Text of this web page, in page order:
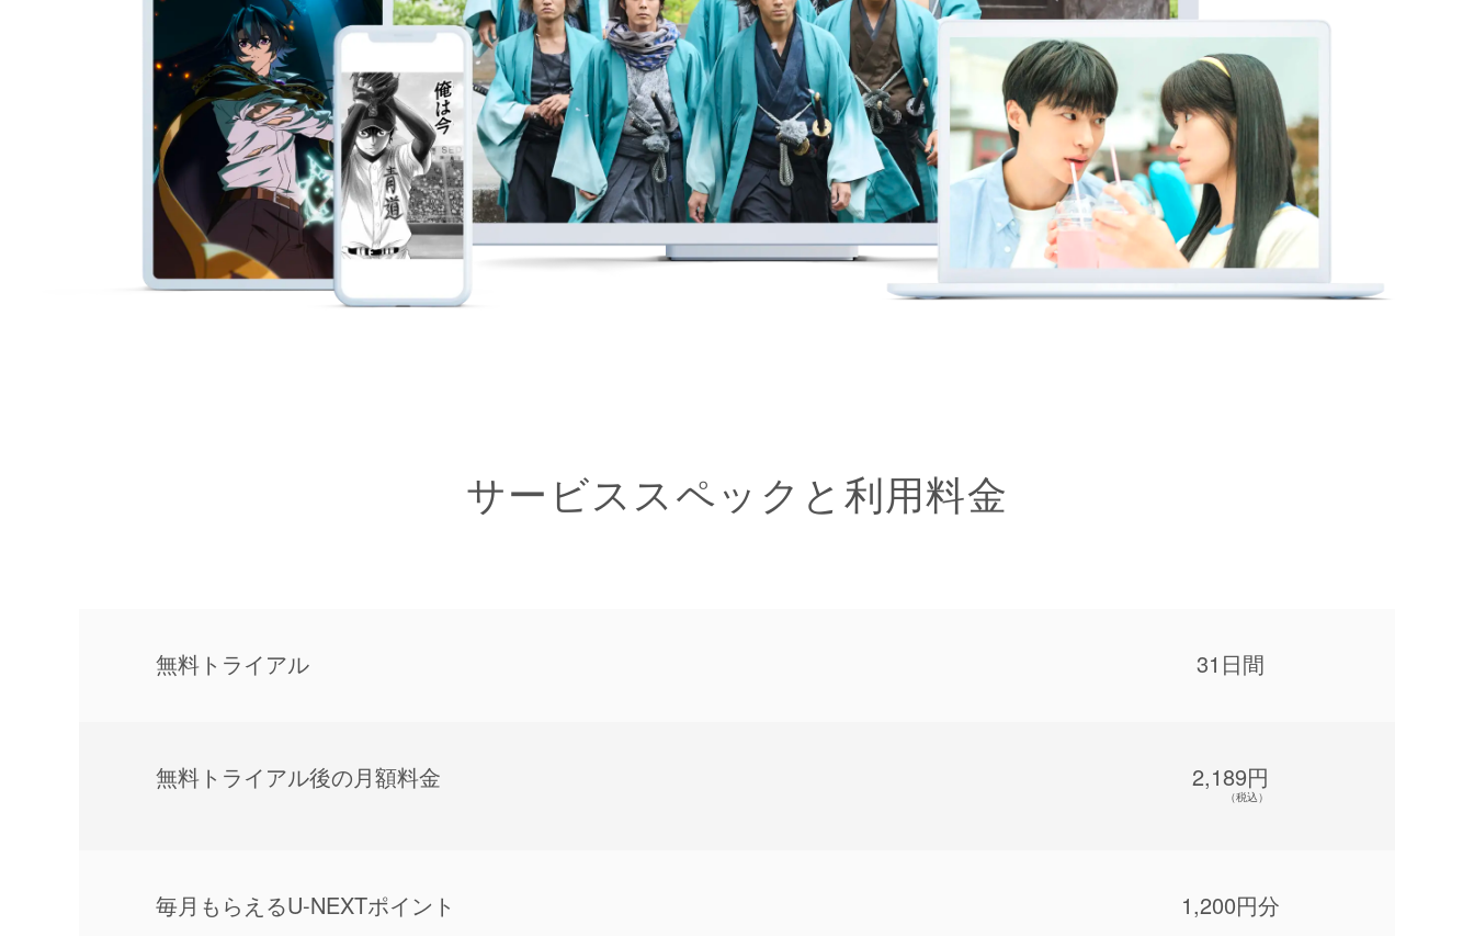
サービススペックと利用料金
無料トライアル 31日間
無料トライアル後の⽉額料金 2,189円
（税込）
毎⽉もらえるU-NEXTポイント 1,200円分